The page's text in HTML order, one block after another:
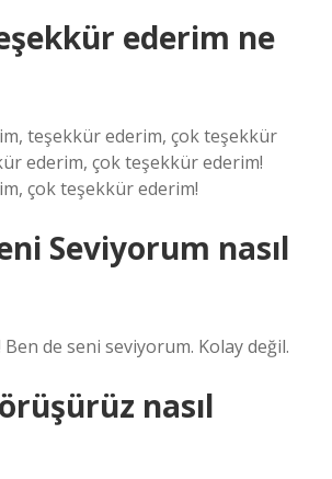
ederim ne
teşekkür ederim, çok teşekkür
ederim, çok teşekkür ederim!
çok teşekkür ederim!
Seviyorum nasıl
Ben de seni seviyorum. Kolay değil.
nasıl